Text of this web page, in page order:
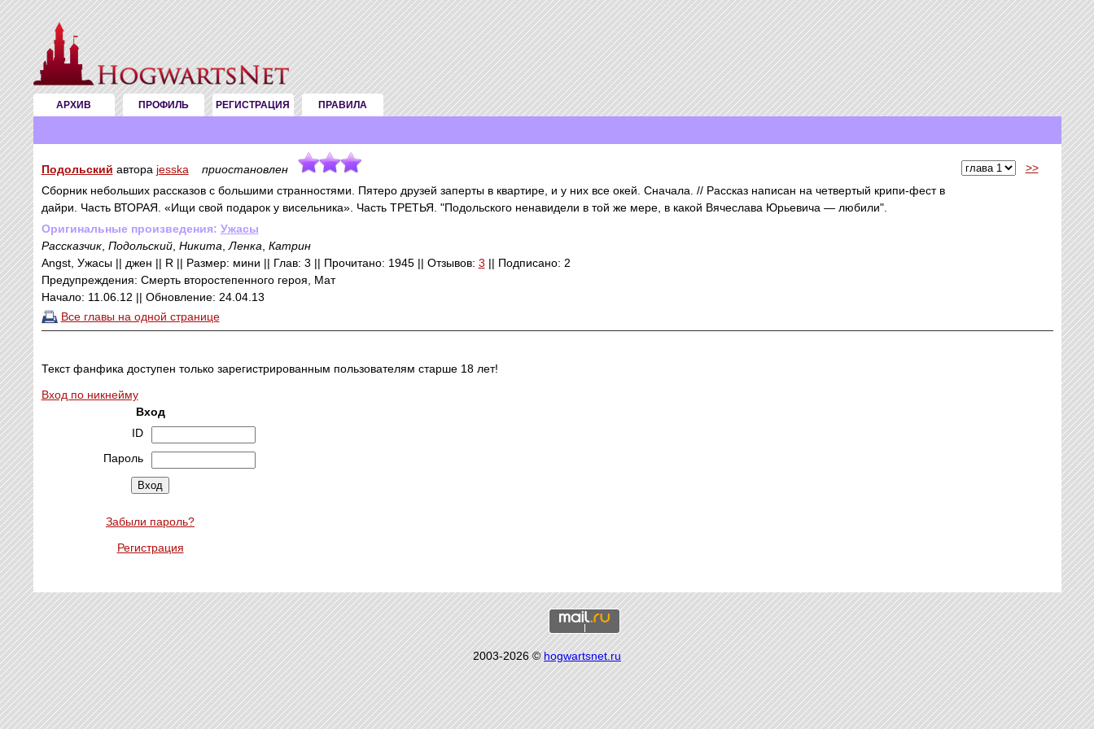
АРХИВ ПРОФИЛЬ РЕГИСТРАЦИЯ ПРАВИЛА
Подольский автора jesska
приостановлен
Сборник небольших рассказов с большими странностями. Пятеро друзей заперты в квартире, и у них все окей. Сначала. // Рассказ написан на четвертый крипи-фест в
дайри. Часть ВТОРАЯ. «Ищи свой подарок у висельника». Часть ТРЕТЬЯ. "Подольского ненавидели в той же мере, в какой Вячеслава Юрьевича — любили".
Оригинальные произведения: Ужасы
Рассказчик, Подольский, Никита Ленка Катрин
Angst, Ужасы || джен || R || Размер: мини || Глав: 3 || Прочитано: 1945 || Отзывов: 3 || Подписано: 2
Предупреждения: Смерть второстепенного героя, Мат
Начало: 11.06.12 || Обновление: 24.04.13
Все главы на одной странице
>>
Текст фанфика доступен только зарегистрированным пользователям старше 18 лет!
Вход по никнейму
Вход
ID
Пароль
Забыли пароль?
Регистрация
2003-2026 ©hogwartsnet.ru